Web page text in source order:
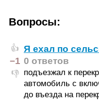
Вопросы:
👍
−1
👎
Я ехал по
0 ответов
подъезжал к
автомобиль с
до въезда на